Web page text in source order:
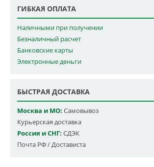
ГИБКАЯ ОПЛАТА
Наличными при получении
Безналичный расчет
Банковские карты
Электронные деньги
БЫСТРАЯ ДОСТАВКА
Москва и МО: Самовывоз
Курьерская доставка
Россия и СНГ: СДЭК
Почта РФ / Достависта